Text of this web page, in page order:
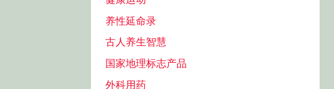
养性延命录
古人养生智慧
国家地理标志产品
外科用药